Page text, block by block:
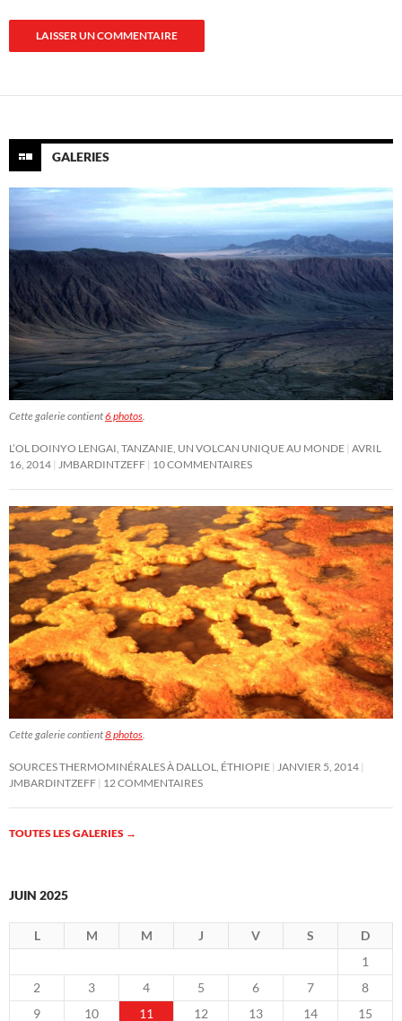
GALERIES
Cette galerie contient6 photos.
L’OL DOINYO LENGAI, TANZANIE, UN VOLCAN UNIQUE AU MONDE AVRIL
16, 2014 JMBARDINTZEFF 10 COMMENTAIRES
Cette galerie contient8 photos.
SOURCES THERMOMINÉRALES À DALLOL, ÉTHIOPIE JANVIER 5, 2014
JMBARDINTZEFF 12 COMMENTAIRES
TOUTES LES GALERIES →
JUIN 2025
L M M J V S
D
1
2
3 4 5 6 7
8
9
10 11 12 13 14 15